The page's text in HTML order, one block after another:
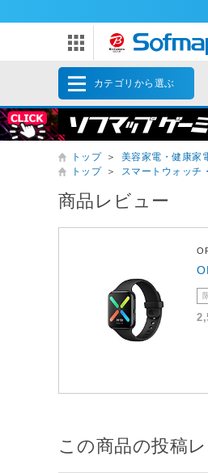
カテゴリから選ぶ
トップ ＞ 美容家電・健康家
トップ
＞ スマートウォッチ
商品レビュー
この商品の投稿